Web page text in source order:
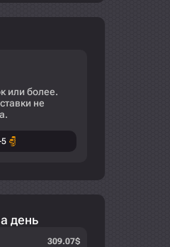
или более.
не
день
309.07$